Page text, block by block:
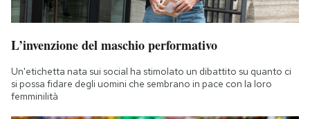
L’invenzione del maschio performativo
Un'etichetta nata sui social ha stimolato un dibattito su quanto ci
si possa fidare degli uomini che sembrano in pace con la loro
femminilità